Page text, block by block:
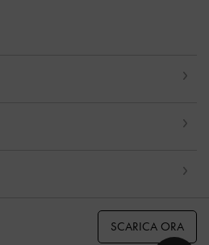
SCARICA ORA